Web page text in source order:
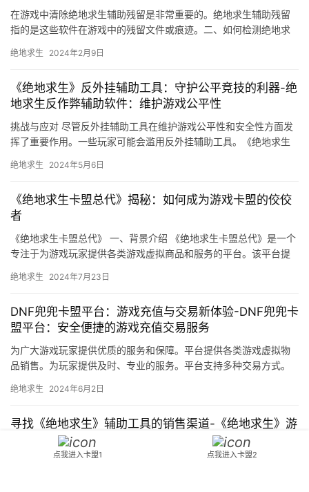
在游戏中清除绝地求生辅助残留是非常重要的。绝地求生辅助残留
指的是这些软件在游戏中的残留文件或痕迹。二、如何检测绝地求
绝地求生 2024年2月9日
《绝地求生》反外挂辅助工具：守护公平竞技的利器-绝
地求生反作弊辅助软件：维护游戏公平性
挑战与应对 尽管反外挂辅助工具在维护游戏公平性和安全性方面发
挥了重要作用。一些玩家可能会滥用反外挂辅助工具。《绝地求生
绝地求生 2024年5月6日
《绝地求生卡盟总代》揭秘：如何成为游戏卡盟的佼佼
者
《绝地求生卡盟总代》 一、背景介绍 《绝地求生卡盟总代》是一个
专注于为游戏玩家提供各类游戏虚拟商品和服务的平台。该平台提
绝地求生 2024年7月23日
DNF兜兜卡盟平台：游戏充值与交易新体验-DNF兜兜卡
盟平台：安全便捷的游戏充值交易服务
为广大游戏玩家提供优质的服务和保障。平台提供各类游戏虚拟物
品销售。为玩家提供及时、专业的服务。平台支持多种交易方式。
绝地求生 2024年6月2日
寻找《绝地求生》辅助工具的销售渠道-《绝地求生》游
戏作弊工具购买指南
使用辅助工具也可能会违反游戏规则。这些辅助工具的使用也存在
点我进入卡盟1 点我进入卡盟2